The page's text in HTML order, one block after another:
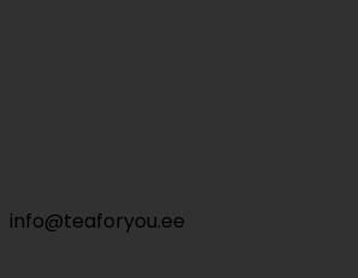
info@teaforyou.ee